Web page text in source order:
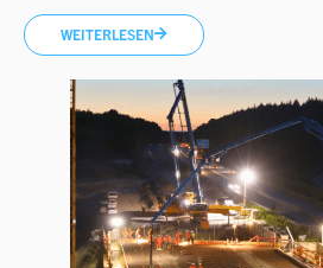
WEITERLESEN